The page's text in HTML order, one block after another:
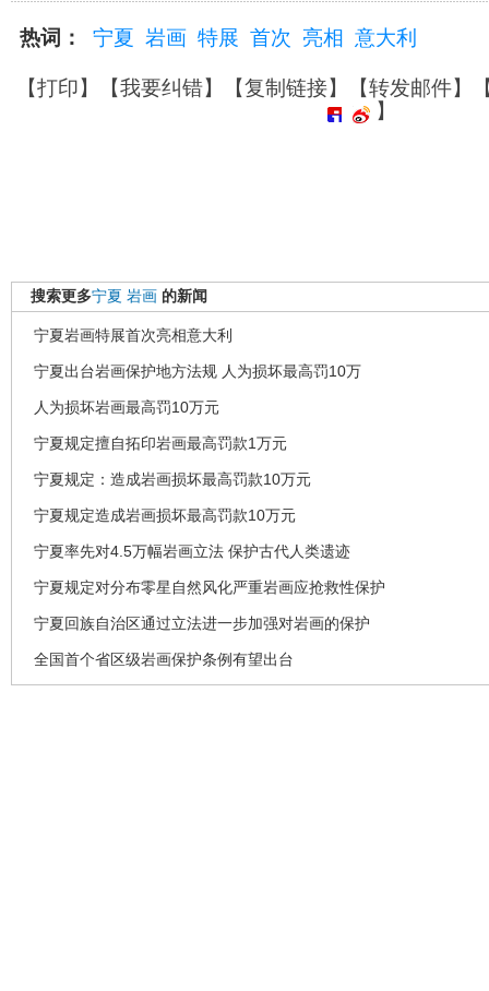
热词： 宁夏 岩画 特展 首次 亮相 意大利
【打印】【我要纠错】【复制链接】【转发邮件】
】
搜索更多宁夏 岩画 的新闻
宁夏岩画特展首次亮相意大利
宁夏出台岩画保护地方法规 人为损坏最高罚10万
人为损坏岩画最高罚10万元
宁夏规定擅自拓印岩画最高罚款1万元
宁夏规定：造成岩画损坏最高罚款10万元
宁夏规定造成岩画损坏最高罚款10万元
宁夏率先对4.5万幅岩画立法 保护古代人类遗迹
宁夏规定对分布零星自然风化严重岩画应抢救性保护
宁夏回族自治区通过立法进一步加强对岩画的保护
全国首个省区级岩画保护条例有望出台